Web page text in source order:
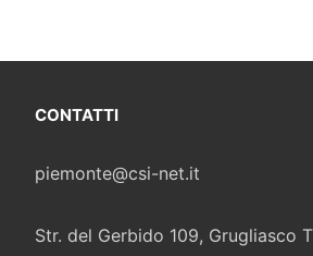
CONTATTI
piemonte@csi-net.it
Str. del Gerbido 109, Grugliasco